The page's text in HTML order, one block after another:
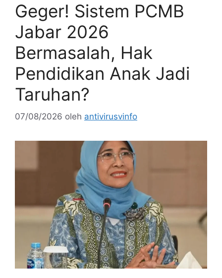
Geger! Sistem PCMB
Jabar 2026
Bermasalah, Hak
Pendidikan Anak Jadi
Taruhan?
07/08/2026 oleh antivirusvinfo